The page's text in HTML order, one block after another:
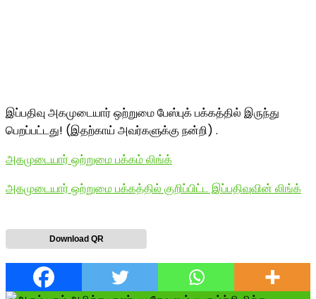
இப்பதிவு அகமுடையார் ஒற்றுமை பேஸ்புக் பக்கத்தில் இருந்து
பெறப்பட்டது! (இதற்காய் அவர்களுக்கு நன்றி) .
அகமுடையார் ஒற்றுமை பக்கம் லிங்க்
அகமுடையார் ஒற்றுமை பக்கத்தில் குறிப்பிட்ட இப்பதிவுவின் லிங்க்
Download QR